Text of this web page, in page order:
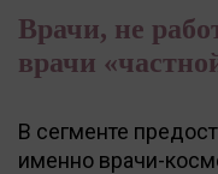
Врачи, не
врачи
В сегменте
именно врачи-